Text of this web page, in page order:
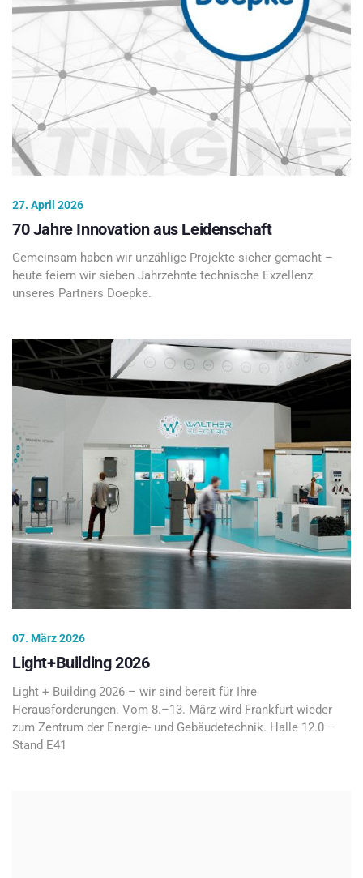
27. April 2026
70 Jahre Innovation aus Leidenschaft
Gemeinsam haben wir unzählige Projekte sicher gemacht –
heute feiern wir sieben Jahrzehnte technische Exzellenz
unseres Partners Doepke.
07. März 2026
Light+Building 2026
Light + Building 2026 – wir sind bereit für Ihre
Herausforderungen. Vom 8.–13. März wird Frankfurt wieder
zum Zentrum der Energie- und Gebäudetechnik. Halle 12.0 –
Stand E41